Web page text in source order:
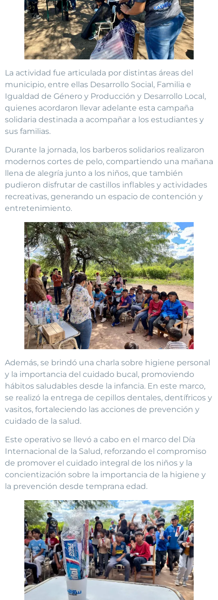
La actividad fue articulada por distintas áreas del
municipio, entre ellas Desarrollo Social, Familia e
Igualdad de Género y Producción y Desarrollo Local,
quienes acordaron llevar adelante esta campaña
solidaria destinada a acompañar a los estudiantes y
sus familias.
Durante la jornada, los barberos solidarios realizaron
modernos cortes de pelo, compartiendo una mañana
llena de alegría junto a los niños, que también
pudieron disfrutar de castillos inflables y actividades
recreativas, generando un espacio de contención y
entretenimiento.
Además, se brindó una charla sobre higiene personal
y la importancia del cuidado bucal, promoviendo
hábitos saludables desde la infancia. En este marco,
se realizó la entrega de cepillos dentales, dentífricos y
vasitos, fortaleciendo las acciones de prevención y
cuidado de la salud.
Este operativo se llevó a cabo en el marco del Día
Internacional de la Salud, reforzando el compromiso
de promover el cuidado integral de los niños y la
concientización sobre la importancia de la higiene y
la prevención desde temprana edad.